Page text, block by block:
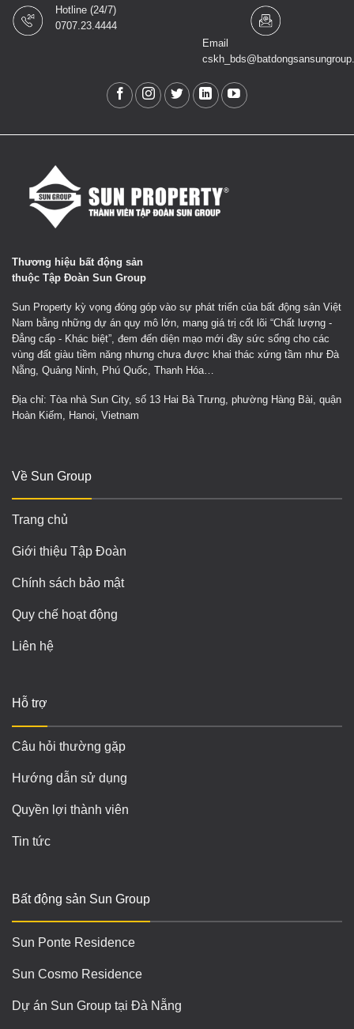
Hotline (24/7)
0707.23.4444
Email
Thương hiệu bất động sản
thuộc Tập Đoàn Sun Group
Sun Property kỳ vọng đóng góp vào sự phát triển của bất động sản Việt
Nam bằng những dự án quy mô lớn, mang giá trị cốt lõi “Chất lượng -
Đẳng cấp - Khác biệt”, đem đến diện mạo mới đầy sức sống cho các
vùng đất giàu tiềm năng nhưng chưa được khai thác xứng tầm như Đà
Nẵng, Quảng Ninh, Phú Quốc, Thanh Hóa…
Địa chỉ: Tòa nhà Sun City, số 13 Hai Bà Trưng, phường Hàng Bài, quận
Hoàn Kiếm, Hanoi, Vietnam
Về Sun Group
Trang chủ
Giới thiệu Tập Đoàn
Chính sách bảo mật
Quy chế hoạt động
Liên hệ
Hỗ trợ
Câu hỏi thường gặp
Hướng dẫn sử dụng
Quyền lợi thành viên
Tin tức
Bất động sản Sun Group
Sun Ponte Residence
Sun Cosmo Residence
Dự án Sun Group tại Đà Nẵng